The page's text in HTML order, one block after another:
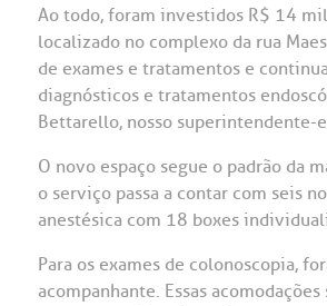
Ao todo, foram investidos R$ 14
localizado no complexo da rua
de exames e tratamentos e
diagnósticos e tratamentos
Bettarello, nosso superintendente-
O novo espaço segue o padrão da
o serviço passa a contar com seis
anestésica com 18 boxes
Para os exames de colonoscopia,
acompanhante. Essas